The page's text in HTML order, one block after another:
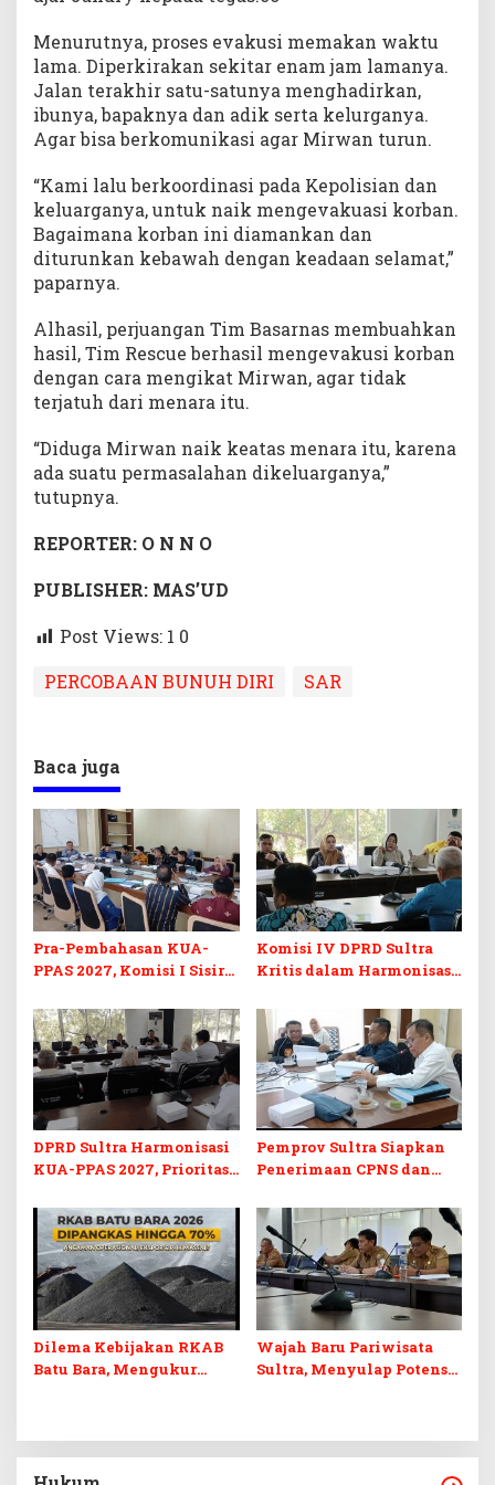
Menurutnya, proses evakusi memakan waktu
lama. Diperkirakan sekitar enam jam lamanya.
Jalan terakhir satu-satunya menghadirkan,
ibunya, bapaknya dan adik serta kelurganya.
Agar bisa berkomunikasi agar Mirwan turun.
“Kami lalu berkoordinasi pada Kepolisian dan
keluarganya, untuk naik mengevakuasi korban.
Bagaimana korban ini diamankan dan
diturunkan kebawah dengan keadaan selamat,”
paparnya.
Alhasil, perjuangan Tim Basarnas membuahkan
hasil, Tim Rescue berhasil mengevakusi korban
dengan cara mengikat Mirwan, agar tidak
terjatuh dari menara itu.
“Diduga Mirwan naik keatas menara itu, karena
ada suatu permasalahan dikeluarganya,”
tutupnya.
REPORTER: O N N O
PUBLISHER: MAS’UD
Post Views: 1 0
PERCOBAAN BUNUH DIRI
SAR
Baca juga
Pra-Pembahasan KUA-
PPAS 2027, Komisi I Sisir
Berkelanjutan
Komisi IV DPRD Sultra
Kritis dalam Harmonisasi
Perubahan APBD 2026
DPRD Sultra Harmonisasi
KUA-PPAS 2027, Prioritas
dan Pelunasan Utang
Infrastruktur
Pemprov Sultra Siapkan
Penerimaan CPNS dan
Desak Formasi Disabilitas
Dilema Kebijakan RKAB
Batu Bara, Mengukur
Wajah Baru Pariwisata
Sultra, Menyulap Potensi